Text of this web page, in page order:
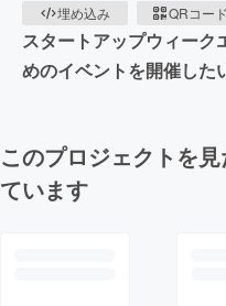
埋め込み
QRコード
スタートアップウィーク
めのイベントを開催した
このプロジェクトを
ています